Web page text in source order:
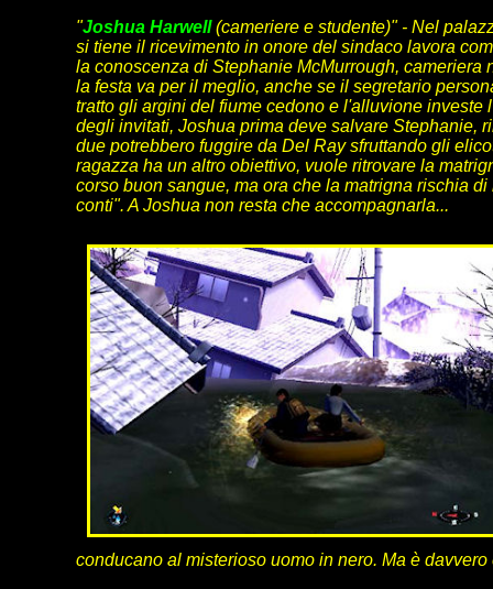
"Joshua Harwell (cameriere e studente)" - Nel
si tiene il ricevimento in onore del sindaco lavora
la conoscenza di Stephanie McMurrough,
la festa va per il meglio, anche se il segretario
tratto gli argini del fiume cedono e l'alluvione
degli invitati, Joshua prima deve salvare Stephanie,
due potrebbero fuggire da Del Ray sfruttando gli
ragazza ha un altro obiettivo, vuole ritrovare la
corso buon sangue, ma ora che la matrigna rischia
conti". A Joshua non resta che accompagnarla...
conducano al misterioso uomo in nero. Ma è